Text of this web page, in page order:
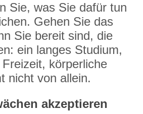
Sie, was Sie dafür tun
Gehen Sie das
Sie bereit sind, die
ein langes Studium,
körperliche
nicht von allein.
akzeptieren